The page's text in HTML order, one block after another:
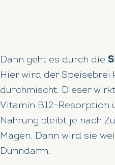
Dann geht es durch die
Hier wird der Speisebrei
durchmischt. Dieser
Vitamin B12-Resorption
Nahrung bleibt je nach
Magen. Dann wird sie
Dünndarm.